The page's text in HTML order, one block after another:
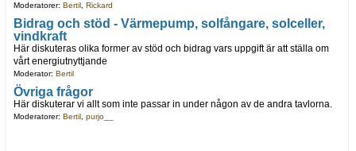
Moderatorer: Bertil, Rickard
Bidrag och stöd - Värmepump, solfångare, solceller,
vindkraft
Här diskuteras olika former av stöd och bidrag vars uppgift är att ställa om
vårt energiutnyttjande
Moderator: Bertil
Övriga frågor
Här diskuterar vi allt som inte passar in under någon av de andra tavlorna.
Moderatorer: Bertil, purjo__